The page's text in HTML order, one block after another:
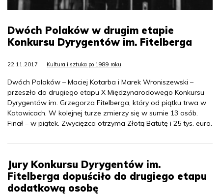
Dwóch Polaków w drugim etapie
Konkursu Dyrygentów im. Fitelberga
22.11.2017 Kultura i sztuka po 1989 roku
Dwóch Polaków – Maciej Kotarba i Marek Wroniszewski –
przeszło do drugiego etapu X Międzynarodowego Konkursu
Dyrygentów im. Grzegorza Fitelberga, który od piątku trwa w
Katowicach. W kolejnej turze zmierzy się w sumie 13 osób.
Finał – w piątek. Zwycięzca otrzyma Złotą Batutę i 25 tys. euro.
Jury Konkursu Dyrygentów im.
Fitelberga dopuściło do drugiego etapu
dodatkową osobę